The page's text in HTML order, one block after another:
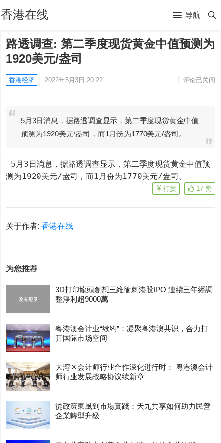
香港在线 导航
路透调查: 第二季度现货黄金中值预测为
1920美元/盎司
香港经济 2022年5月3日 20:22 评论已关闭
5月3日消息，据路透调查显示，第二季度现货黄金中值
预测为1920美元/盎司，而1月份为1770美元/盎司。
测为1920美元/盎司，而1月份为1770美元/盎司。
17 赞
打赏
关于作者:香港在线
为您推荐
3D打印龍頭創想三維衝刺港股IPO 連續三年經調
整淨利超9000萬
粤港澳会计业“续约”：凝聚粤港澳共识，合力打
开国际市场空间
大湾区会计师行业合作深化进行时： 粤港澳会计
师行业发展战略协议续新章
從政策東風到市場實踐：天九共享如何助力民營
企業轉型升級